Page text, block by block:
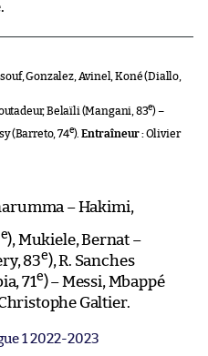
Gonzalez, Avinel, Koné (Diallo,
Belaïli (Mangani, 83e) –
(Barreto, 74e). Entraîneur :Olivier
– Hakimi,
e), Mukiele, Bernat –
83e), R. Sanches
71e) – Messi, Mbappé
Galtier.
1 2022-2023